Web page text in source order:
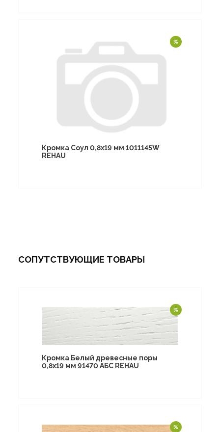
Кромка Соул 0,8х19 мм 1011145W
REHAU
СОПУТСТВУЮЩИЕ ТОВАРЫ
Кромка Белый древесные поры
0,8х19 мм 91470 АБС REHAU